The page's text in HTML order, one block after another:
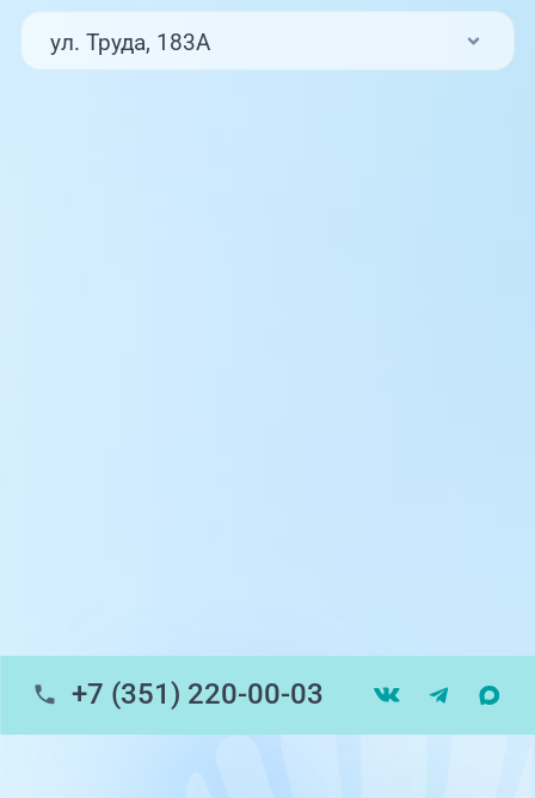
ул. Труда, 183А
помощь)
Профосмотры, ул.Труда, 183Б
+7 (351) 220-00-03